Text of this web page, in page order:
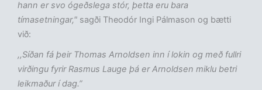
hann er svo ógeðslega stór, þetta eru bara
tímasetningar," sagði Theodór Ingi Pálmason og bætti
við:
,,Síðan fá þeir Thomas Arnoldsen inn í lokin og með fullri
virðingu fyrir Rasmus Lauge þá er Arnoldsen miklu betri
leikmaður í dag.”